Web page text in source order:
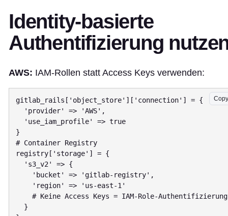
Identity-basierte
Authentifizierung
AWS: IAM-Rollen statt Access Keys verwenden:
Copy
gitlab_rails['object_store']['connection'] = {
}
# Container Registry
registry['storage'] = {